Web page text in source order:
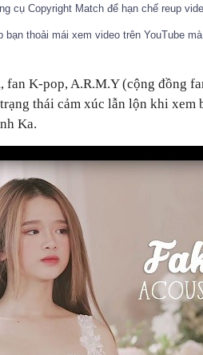
cụ Copyright Match để hạn chế reup
bạn thoải mái xem video trên YouTube
fan K-pop, A.R.M.Y (cộng đồng
thái cảm xúc lẫn lộn khi xem
Ka.